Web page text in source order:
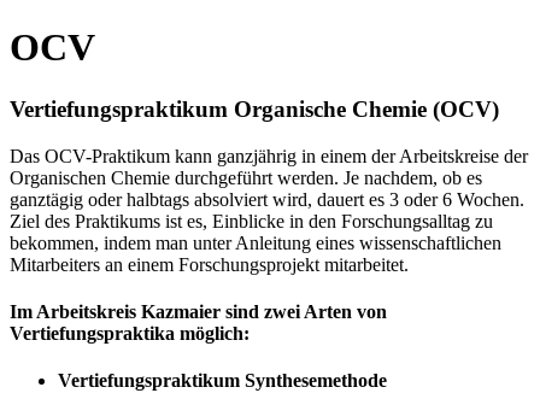
OCV
Vertiefungspraktikum Organische Chemie (OCV)
Das OCV-Praktikum kann ganzjährig in einem der Arbeitskreise der
Organischen Chemie durchgeführt werden. Je nachdem, ob es
ganztägig oder halbtags absolviert wird, dauert es 3 oder 6 Wochen.
Ziel des Praktikums ist es, Einblicke in den Forschungs­­alltag zu
bekommen, indem man unter Anleitung eines wissenschaft­lichen
Mitarbeiters an einem Forschungsprojekt mitarbeitet.
Im Arbeitskreis Kazmaier sind zwei Arten von
Vertiefungspraktika möglich:
Vertiefungspraktikum Synthesemethode